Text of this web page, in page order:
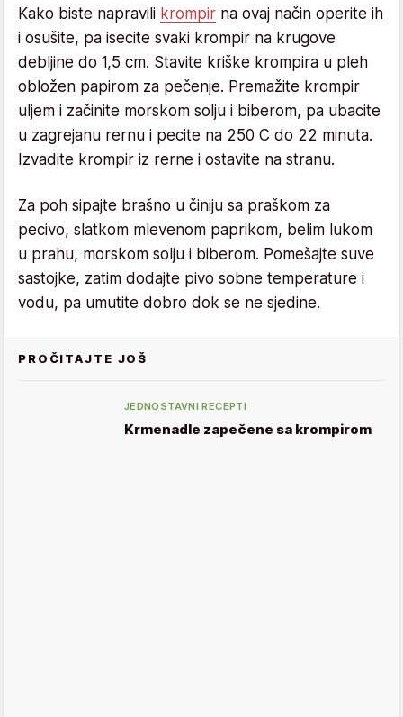
Kako biste napravili krompir na ovaj način operite ih
i osušite, pa isecite svaki krompir na krugove
debljine do 1,5 cm. Stavite kriške krompira u pleh
obložen papirom za pečenje. Premažite krompir
uljem i začinite morskom solju i biberom, pa ubacite
u zagrejanu rernu i pecite na 250 C do 22 minuta.
Izvadite krompir iz rerne i ostavite na stranu.
Za poh sipajte brašno u činiju sa praškom za
pecivo, slatkom mlevenom paprikom, belim lukom
u prahu, morskom solju i biberom. Pomešajte suve
sastojke, zatim dodajte pivo sobne temperature i
vodu, pa umutite dobro dok se ne sjedine.
PROČITAJTE JOŠ
JEDNOSTAVNI RECEPTI
Krmenadle zapečene sa krompirom